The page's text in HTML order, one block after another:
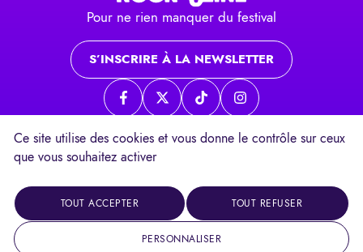
Pour ne rien manquer du festival
S’INSCRIRE À LA NEWSLETTER
Page Facebook
Page twitterPage TikTokPage Instagram
ContactsMentions légalesUn festival
Réalisation
Ce site utilise des cookies et vous donne le contrôle sur ceux
que vous souhaitez activer
TOUT ACCEPTER TOUT REFUSER
PERSONNALISER